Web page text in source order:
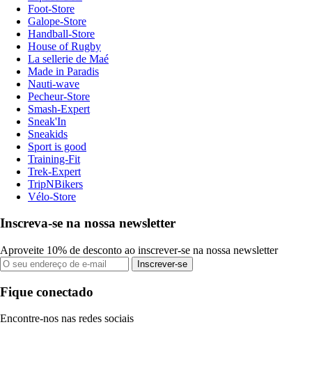
Foot-Store
Galope-Store
Handball-Store
House of Rugby
La sellerie de Maé
Made in Paradis
Nauti-wave
Pecheur-Store
Smash-Expert
Sneak'In
Sneakids
Sport is good
Training-Fit
Trek-Expert
TripNBikers
Vélo-Store
Inscreva-se na nossa newsletter
Aproveite 10% de desconto ao inscrever-se na nossa newsletter
Inscrever-se
Fique conectado
Encontre-nos nas redes sociais